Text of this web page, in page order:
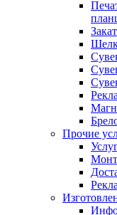
Прочие